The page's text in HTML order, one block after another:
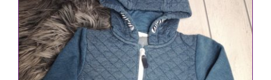
IN DEN WARENKORB / DETAILS